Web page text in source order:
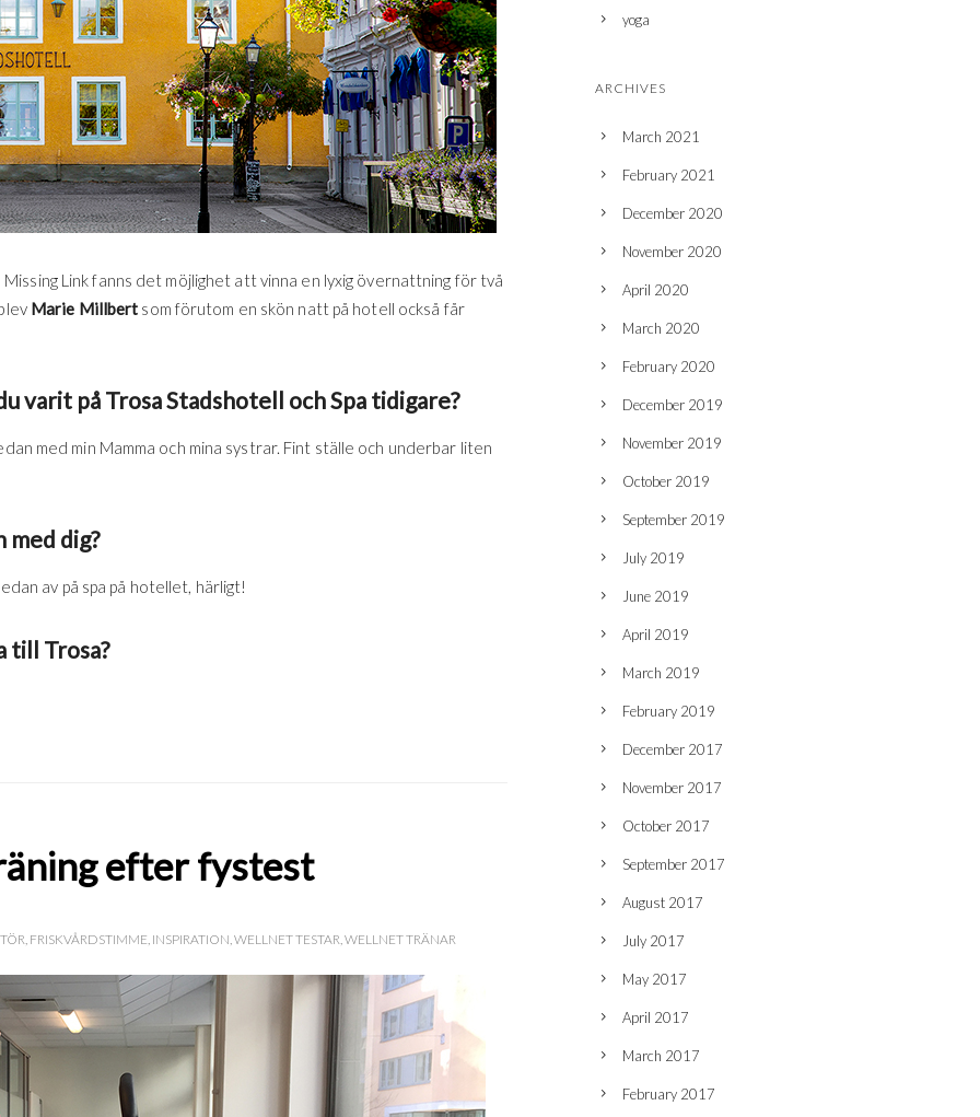
Link fanns det möjlighet att vinna en lyxig övernattning för två
Marie Millbert som förutom en skön natt på hotell också får
varit på Trosa Stadshotell och Spa tidigare?
med min Mamma och mina systrar. Fint ställe och underbar liten
dig?
av på spa på hotellet, härligt!
till Trosa?
efter fystest
, FRISKVÅRDSTIMME, INSPIRATION,WELLNET TESTAR,WELLNET TRÄNAR
yoga
ARCHIVES
March 2021
February 2021
December 2020
November 2020
April 2020
March 2020
February 2020
December 2019
November 2019
October 2019
September 2019
July 2019
June 2019
April 2019
March 2019
February 2019
December 2017
November 2017
October 2017
September 2017
August 2017
July 2017
May 2017
April 2017
March 2017
February 2017